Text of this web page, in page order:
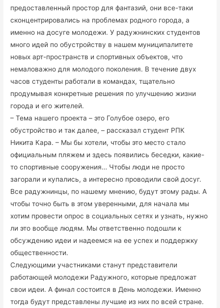
предоставленный простор для фантазий, они все-таки
сконцентрировались на проблемах родного города, а
именно на досуге молодежи. У радужнинских студентов
много идей по обустройству в нашем муниципалитете
новых арт-пространств и спортивных объектов, что
немаловажно для молодого поколения. В течение двух
часов студенты работали в командах, тщательно
продумывая конкретные решения по улучшению жизни
города и его жителей.
– Тема нашего проекта – это Голубое озеро, его
обустройство и так далее, – рассказал студент РПК
Никита Кара. – Мы бы хотели, чтобы это место стало
официальным пляжем и здесь появились беседки, какие-
то спортивные сооружения… Чтобы люди не просто
загорали и купались, а интересно проводили свой досуг.
Все радужнинцы, по нашему мнению, будут этому рады. А
чтобы точно быть в этом уверенными, для начала мы
хотим провести опрос в социальных сетях и узнать, нужно
ли это вообще людям. Мы ответственно подошли к
обсуждению идеи и надеемся на ее успех и поддержку
общественности.
Следующими участниками станут представители
работающей молодежи Радужного, которые предложат
свои идеи. А финал состоится в День молодежи. Именно
тогда будут представлены лучшие из них по всей стране.